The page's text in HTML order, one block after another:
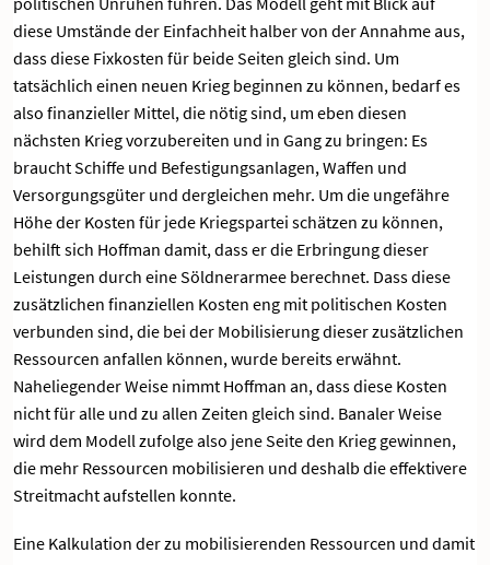
diese Umstände der Einfachheit halber von der Annahme aus,
dass diese Fixkosten für beide Seiten gleich sind. Um
tatsächlich einen neuen Krieg beginnen zu können, bedarf es
also finanzieller Mittel, die nötig sind, um eben diesen
nächsten Krieg vorzubereiten und in Gang zu bringen: Es
braucht Schiffe und Befestigungsanlagen, Waffen und
Versorgungsgüter und dergleichen mehr. Um die ungefähre
Höhe der Kosten für jede Kriegspartei schätzen zu können,
behilft sich Hoffman damit, dass er die Erbringung dieser
Leistungen durch eine Söldnerarmee berechnet. Dass diese
zusätzlichen finanziellen Kosten eng mit politischen Kosten
verbunden sind, die bei der Mobilisierung dieser zusätzlichen
Ressourcen anfallen können, wurde bereits erwähnt.
Naheliegender Weise nimmt Hoffman an, dass diese Kosten
nicht für alle und zu allen Zeiten gleich sind. Banaler Weise
wird dem Modell zufolge also jene Seite den Krieg gewinnen,
die mehr Ressourcen mobilisieren und deshalb die effektivere
Streitmacht aufstellen konnte.
Eine Kalkulation der zu mobilisierenden Ressourcen und damit